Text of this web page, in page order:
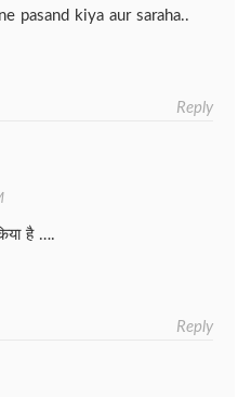
pasand kiya aur saraha..
Reply
है ….
Reply